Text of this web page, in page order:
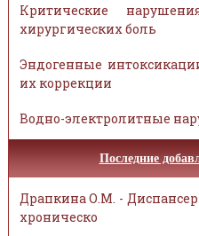
Критические
хирургических боль
Эндогенные
их коррекции
Водно-электролитные
Последние
Драпкина О.М. -
хроническо